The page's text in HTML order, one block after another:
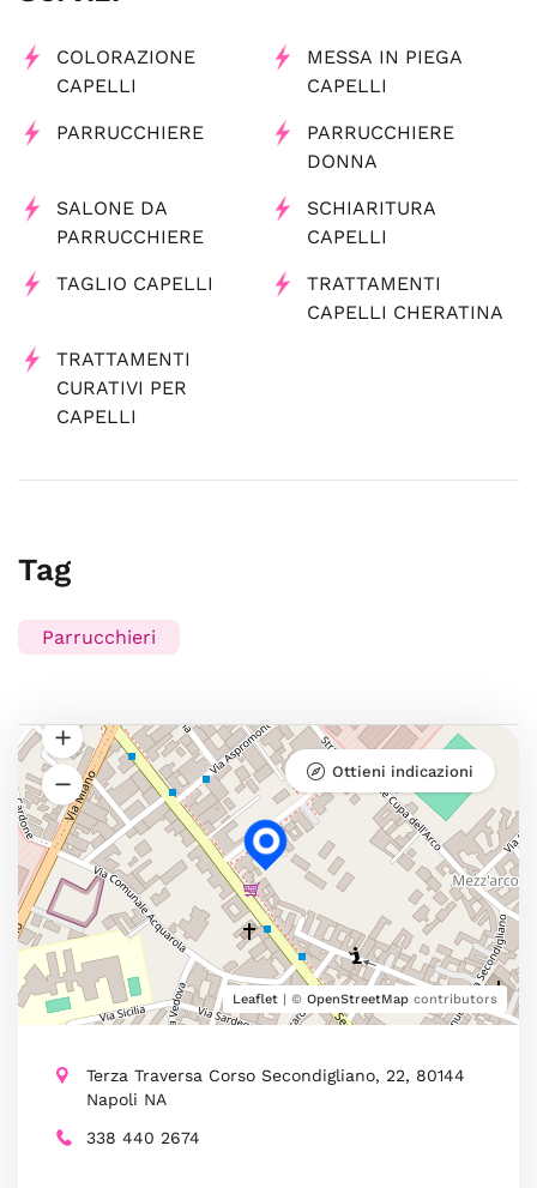
COLORAZIONE
CAPELLI
MESSA IN PIEGA
CAPELLI
PARRUCCHIERE
PARRUCCHIERE
DONNA
SALONE DA
PARRUCCHIERE
SCHIARITURA
CAPELLI
TAGLIO CAPELLI
TRATTAMENTI
CAPELLI CHERATINA
TRATTAMENTI
CURATIVI PER
CAPELLI
Tag
Parrucchieri
Leaflet | © OpenStreetMap contributors
Ottieni indicazioni
Terza Traversa Corso Secondigliano, 22, 80144
Napoli NA
338 440 2674